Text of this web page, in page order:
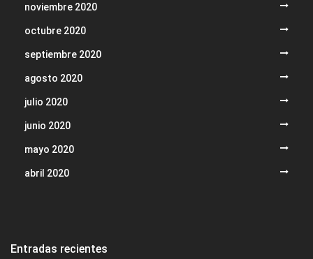
noviembre 2020
octubre 2020
septiembre 2020
agosto 2020
julio 2020
junio 2020
mayo 2020
abril 2020
Entradas recientes